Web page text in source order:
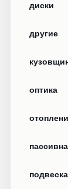
диски
другие
оптика
подвеска